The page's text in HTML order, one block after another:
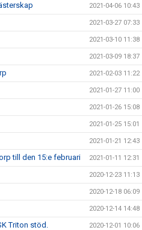
2021-04-06 10:43
2021-03-27 07:33
2021-03-10 11:38
2021-03-09 18:37
2021-02-03 11:22
2021-01-27 11:00
2021-01-26 15:08
2021-01-25 15:01
2021-01-21 12:43
till den 15:e februari 2021-01-11 12:31
2020-12-23 11:13
2020-12-18 06:09
2020-12-14 14:48
Triton stöd. 2020-12-01 10:06